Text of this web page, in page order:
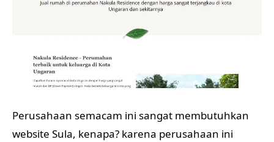
Perusahaan semacam ini sangat membutuhkan
website Sula, kenapa? karena perusahaan ini